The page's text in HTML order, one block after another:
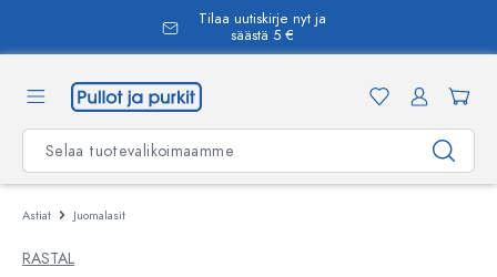
Tilaa uutiskirje nyt ja
säästä 5 €
Astiat Juomalasit
RASTAL